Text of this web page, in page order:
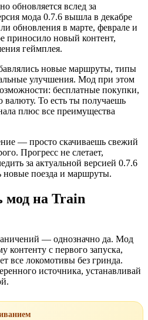
обновляется вслед за
мода 0.7.6 вышла в декабре
обновления в марте, феврале и
приносило новый контент,
геймплея.
новые маршруты, типы
улучшения. Мод при этом
бесплатные покупки,
То есть ты получаешь
плюс все преимущества
— просто скачиваешь свежий
Прогресс не слетает,
за актуальной версией 0.7.6
новые поезда и маршруты.
мод на Train
— однозначно да. Мод
контенту с первого запуска,
все локомотивы без гринда.
источника, устанавливай